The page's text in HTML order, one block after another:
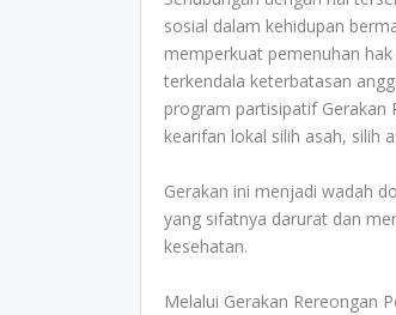
sosial dalam kehidupan
memperkuat pemenuhan
terkendala keterbatasan
program partisipatif Gerakan
kearifan lokal silih asah, silih
Gerakan ini menjadi wadah
yang sifatnya darurat dan
kesehatan.
Melalui Gerakan Rereongan